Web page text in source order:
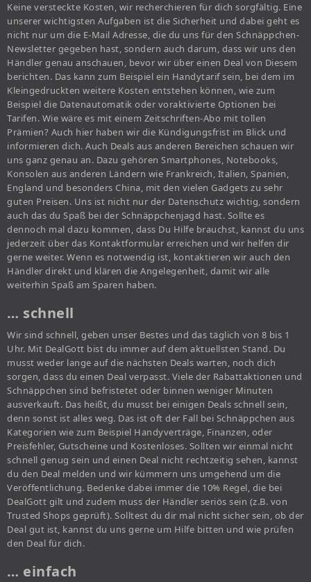
Keine versteckte Kosten, wir recherchieren für dich sorgfältig. Eine
unserer wichtigsten Aufgaben ist die Sicherheit und dabei geht es
nicht nur um die E-Mail Adresse, die du uns für den Schnäppchen-
Newsletter gegeben hast, sondern auch darum, dass wir uns den
Händler genau anschauen, bevor wir über einen Deal von Diesem
berichten. Das kann zum Beispiel ein Handytarif sein, bei dem im
Kleingedruckten weitere Kosten entstehen können, wie zum
Beispiel die Datenautomatik oder voraktivierte Optionen bei
Tarifen. Wie wäre es mit einem Zeitschriften-Abo mit tollen
Prämien? Auch hier haben wir die Kündigungsfrist im Blick und
informieren dich. Auch Deals aus anderen Bereichen schauen wir
uns ganz genau an. Dazu gehören Smartphones, Notebooks,
Konsolen aus anderen Ländern wie Frankreich, Italien, Spanien,
England und besonders China, mit den vielen Gadgets zu sehr
guten Preisen. Uns ist nicht nur der Datenschutz wichtig, sondern
auch das du Spaß bei der Schnäppchenjagd hast. Sollte es
dennoch mal dazu kommen, dass Du Hilfe brauchst, kannst du uns
jederzeit über das Kontaktformular erreichen und wir helfen dir
gerne weiter. Wenn es notwendig ist, kontaktieren wir auch den
Händler direkt und klären die Angelegenheit, damit wir alle
weiterhin Spaß am Sparen haben.
… schnell
Wir sind schnell, geben unser Bestes und das täglich von 8 bis 1
Uhr. Mit DealGott bist du immer auf dem aktuellsten Stand. Du
musst weder lange auf die nächsten Deals warten, noch dich
sorgen, dass du einen Deal verpasst. Viele der Rabattaktionen und
Schnäppchen sind befristetet oder binnen weniger Minuten
ausverkauft. Das heißt, du musst bei einigen Deals schnell sein,
denn sonst ist alles weg. Das ist oft der Fall bei Schnäppchen aus
Kategorien wie zum Beispiel Handyverträge, Finanzen, oder
Preisfehler, Gutscheine und Kostenloses. Sollten wir einmal nicht
schnell genug sein und einen Deal nicht rechtzeitig sehen, kannst
du den Deal melden und wir kümmern uns umgehend um die
Veröffentlichung. Bedenke dabei immer die 10% Regel, die bei
DealGott gilt und zudem muss der Händler seriös sein (z.B. von
Trusted Shops geprüft). Solltest du dir mal nicht sicher sein, ob der
Deal gut ist, kannst du uns gerne um Hilfe bitten und wie prüfen
den Deal für dich.
… einfach